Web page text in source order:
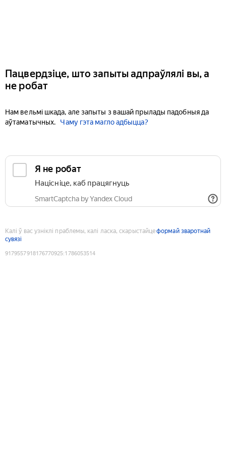
Пацвердзіце, што запыты адпраўлялі вы, а
не робат
Нам вельмі шкада, але запыты з вашай прылады падобныя да
аўтаматычных.
Чаму гэта магло адбыцца?
Я не робат
Націсніце, каб працягнуць
SmartCaptcha by Yandex Cloud
Калі ў вас узніклі праблемы, калі ласка, скарыстайцеформай зваротнай
сувязі
9179557918176770925:1786053514